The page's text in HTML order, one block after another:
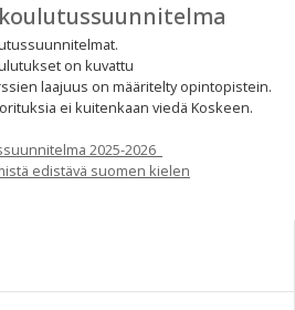
on kuvattu
laajuus on määritelty opintopistein.
ei kuitenkaan viedä Koskeen.
2025-2026_
edistävä suomen kielen